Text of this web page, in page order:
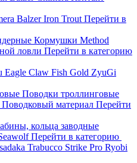
BalzerIron Trout Перейти в
Кормушки Method
ловли Перейти в категорию
Eagle Claw Fish Gold ZyuGi
Поводки троллинговые
Поводковый материал Перейти
кольца заводные
Перейти в категорию
Trabucco Strike Pro Ryobi